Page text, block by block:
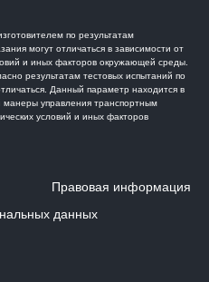
по результатам
могут отличаться в зависимости от
и иных факторов окружающей среды.
результатам тестовых испытаний по
Данный параметр находится в
манеры управления транспортным
условий и иных факторов
Правовая информация
данных